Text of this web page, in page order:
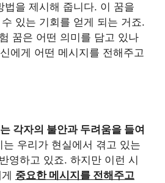
법을 제시해 줍니다. 이 꿈을
있는 기회를 얻게 되는 거죠.
꿈은 어떤 의미를 담고 있나
에게 어떤 메시지를 전해주고
각자의 불안과 두려움을 들여
는 우리가 현실에서 겪고 있는
영하고 있죠. 하지만 이런 시
중요한 메시지를 전해주고